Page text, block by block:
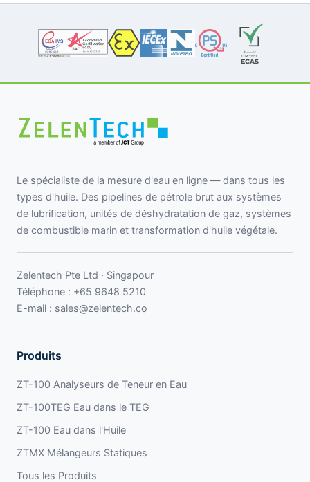
Le spécialiste de la mesure d'eau en ligne — dans tous les
types d'huile. Des pipelines de pétrole brut aux systèmes
de lubrification, unités de déshydratation de gaz, systèmes
de combustible marin et transformation d'huile végétale.
Zelentech Pte Ltd · Singapour
Téléphone : +65 9648 5210
E-mail : sales@zelentech.co
Produits
ZT-100 Analyseurs de Teneur en Eau
ZT-100TEG Eau dans le TEG
ZT-100 Eau dans l'Huile
ZTMX Mélangeurs Statiques
Tous les Produits